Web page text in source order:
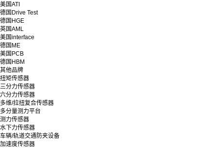
美国ATI
德国Drive Test
德国HGE
英国AML
美国interface
德国ME
美国PCB
德国HBM
其他品牌
扭矩传感器
三分力传感器
六分力传感器
多维/拉扭复合传感器
多分量测力平台
测力传感器
水下力传感器
车辆/轨道交通防夹设备
加速度传感器